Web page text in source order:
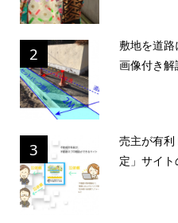
2
敷地を道
画像付き解
3
売主が有
定」サイ